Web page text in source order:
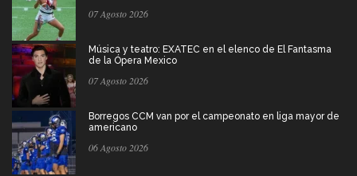
07 Agosto 2026
Música y teatro: EXATEC en el elenco de El Fantasma
de la Ópera Mexico
07 Agosto 2026
Borregos CCM van por el campeonato en liga mayor de
americano
06 Agosto 2026